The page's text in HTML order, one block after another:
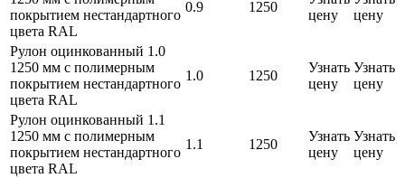
покрытием нестандартного
цвета RAL
0.9 1250
цену
цену
Рулон оцинкованный 1.0
1250 мм с полимерным
покрытием нестандартного
цвета RAL
1.0 1250
Узнать
цену
Узнать
цену
Рулон оцинкованный 1.1
1250 мм с полимерным
покрытием нестандартного
цвета RAL
1.1 1250
Узнать
цену
Узнать
цену